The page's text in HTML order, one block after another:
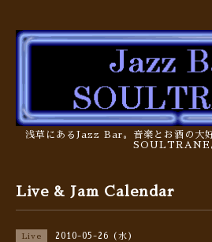
浅草にあるJazz Bar。音楽とお酒の大
SOULTRANE
Live & Jam Calendar
Live 2010-05-26 (水)